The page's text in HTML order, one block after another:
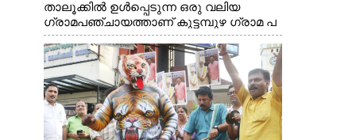
താലൂക്കിൽ ഉൾപ്പെടുന്ന ഒരു വലിയ
ഗ്രാമപഞ്ചായത്താണ് കുട്ടമ്പുഴ ഗ്രാമ പ
ഞ്ചായത്ത്. ആദിവാസി ഊരുകളായ
വെള്ളാരംകുത്ത്, കത്തിപ്പാറ, ഉറിയംപെട്ടി,
തേക്കല്ല്, വെട്ടിക്കല്ല്, മഞ്ചപ്പാറ എന്നീ
ആറു സ്ഥലങ്ങളിലേക്കുള്ള പ്രധാന
സഞ്ചാര മാർഗമാണ് ഈ കാണുന്ന
കടത്ത് വള്ളം